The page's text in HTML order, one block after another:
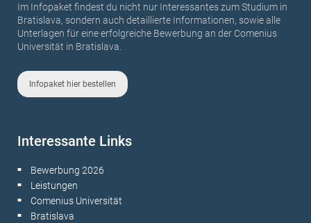
Im Infopaket findest du nicht nur Interessantes zum Studium in
Bratislava, sondern auch detaillierte Informationen, sowie alle
Unterlagen für eine erfolgreiche Bewerbung an der Comenius
Universität in Bratislava.
Infopaket hier bestellen
Interessante Links
■ Bewerbung 2026
■ Leistungen
■ Comenius Universität
■ Bratislava